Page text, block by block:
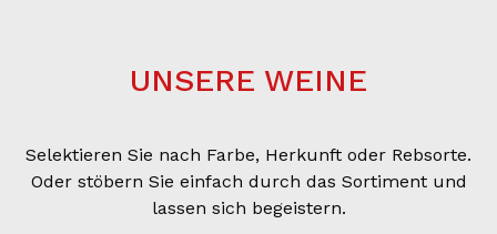
UNSERE WEINE
Selektieren Sie nach Farbe, Herkunft oder Rebsorte.
Oder stöbern Sie einfach durch das Sortiment und
lassen sich begeistern.